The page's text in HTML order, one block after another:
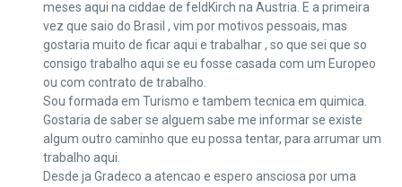
meses aqui na ciddae de feldKirch na Austria. E a primeira
vez que saio do Brasil , vim por motivos pessoais, mas
gostaria muito de ficar aqui e trabalhar , so que sei que so
consigo trabalho aqui se eu fosse casada com um Europeo
ou com contrato de trabalho.
Sou formada em Turismo e tambem tecnica em quimica.
Gostaria de saber se alguem sabe me informar se existe
algum outro caminho que eu possa tentar, para arrumar um
trabalho aqui.
Desde ja Gradeco a atencao e espero ansciosa por uma